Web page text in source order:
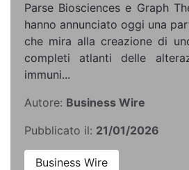
Parse Biosciences e Graph
hanno annunciato oggi una
che mira alla creazione di
completi atlanti delle
immuni...
Autore: Business Wire
Pubblicato il: 21/01/2026
Business Wire